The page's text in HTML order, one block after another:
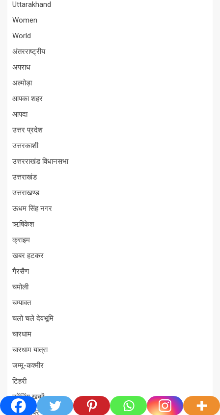
Uttarakhand
Women
World
अंतरराष्ट्रीय
अपराध
अल्मोड़ा
आपका शहर
आपदा
उत्तर प्रदेश
उत्तरकाशी
उत्तरराखंड विधानसभा
उत्तराखंड
उत्तराखण्ड
ऊधम सिंह नगर
ऋषिकेश
क्राइम
खबर हटकर
गैरसैण
चमोली
चम्पावत
चलो चले देवभूमि
चारधाम
चारधाम यात्रा
जम्मू-कश्मीर
टिहरी
ट्रेंडिंग खबरें
ताज़ा ख़बर